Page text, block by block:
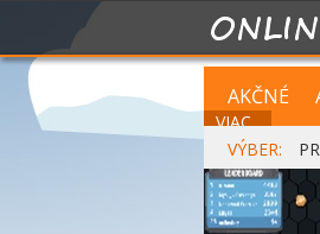
AKČNÉ
VIAC...
VÝBER: